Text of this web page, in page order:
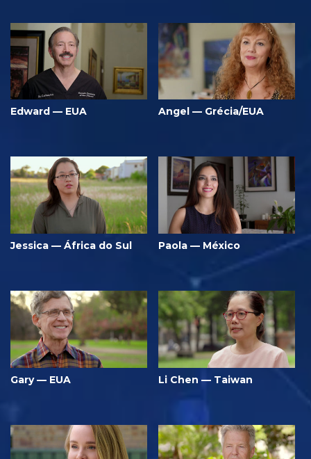
Edward — EUA Angel — Grécia/EUA
Jessica — África do Sul Paola — México
Gary — EUA Li Chen — Taiwan